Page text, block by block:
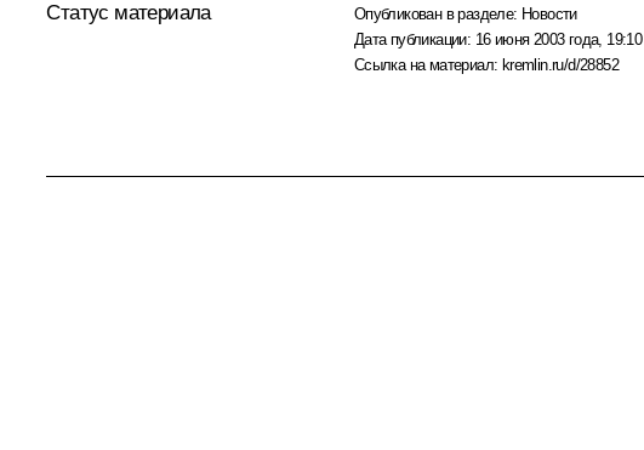
Статус материала Опубликован в разделе: Новости
Дата публикации: 16 июня 2003 года, 19:10
Ссылка на материал: kremlin.ru/d/28852